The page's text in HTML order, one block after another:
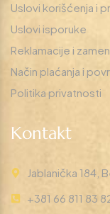
Uslovi korišćenja i
Uslovi isporuke
Reklamacije i
Način plaćanja i
Politika privatnosti
Kontakt
Jablanička 184,
+381 66 811 83